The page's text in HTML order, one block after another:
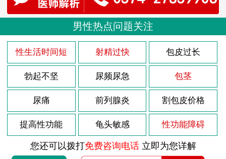
男性热点问题关注
性生活时间短 射精过快 包皮过长
勃起不坚 尿频尿急 包茎
尿痛 前列腺炎 割包皮价格
提高性功能 龟头敏感 性功能障碍
您还可以拨打免费咨询电话立即为您详解